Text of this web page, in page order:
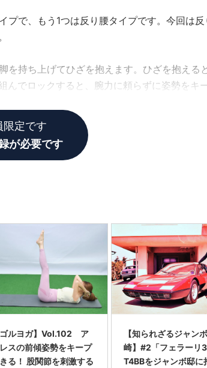
プで、もう1つは反り腰タイプです。今回は反
を持ち上げてひざを抱えます。ひざを抱える
んでロックすると、腕力に頼らずに姿勢をキ
限定です
が必要です
ゴルヨガ】Vol.102 ア
レスの前傾姿勢をキープ
る！ 股関節を刺激する
【知られざるジャン
崎】#2「フェラーリ
T4BBをジャンボ邸に